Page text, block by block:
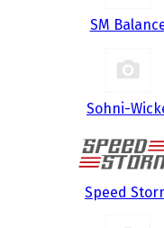
SM
Sohni-
Speed